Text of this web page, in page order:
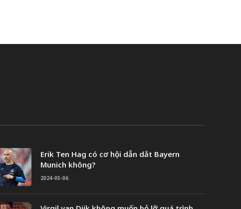
Erik Ten Hag có cơ hội dẫn dắt Bayern
Munich không?
2024-05-06